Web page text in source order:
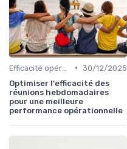
• 30/12/2025
Optimiser l'efficacité des
réunions hebdomadaires
pour une meilleure
performance opérationnelle